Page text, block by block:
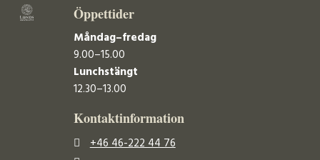
Öppettider
Måndag–fredag
9.00–15.00
Lunchstängt
12.30–13.00
Kontaktinformation
+46 46-222 44 76